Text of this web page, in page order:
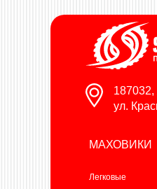
187032,
ул.
МАХОВИКИ
Легковые